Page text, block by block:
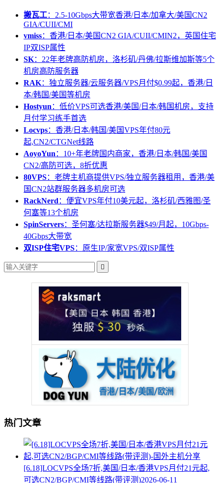
搬瓦工：2.5-10Gbps大带宽香港/日本/加拿大/美国CN2
GIA/CUII/CMI
vmiss：香港/日本/美国CN2 GIA/CUII/CMIN2，英国住宅
IP双ISP属性
SK：22年老牌高防机房，洛杉矶/丹佛/拉斯维加斯等5个
机房高防服务器
RAK：独立服务器/云服务器/VPS月付$0.99起，香港/日
本/韩国/美国等机房
Hostyun ：低价VPS可选香港/美国/日本/韩国机房，支持
月付学习练手首选
Locvps：香港/日本/韩国/美国VPS年付80元
起,CN2/CTGNet线路
AoyoYun ：10+年老牌国内商家，香港/日本/韩国/美国
CN2/高防可选，8折优惠
80VPS：老牌主机商提供VPS/独立服务器租用，香港/美
国CN2站群服务器多机房可选
RackNerd ：便宜VPS年付10美元起，洛杉矶/西雅图/圣
何塞等13个机房
SpinServers：圣何塞/达拉斯服务器$49/月起，10Gbps-
40Gbps大带宽
双ISP住宅VPS：原生IP/家宽VPS/双ISP属性

热门文章
[6.18]LOCVPS全场7折,美国/日本/香港VPS月付21元起,
可选CN2/BGP/CMI等线路(带评测)2026-06-11